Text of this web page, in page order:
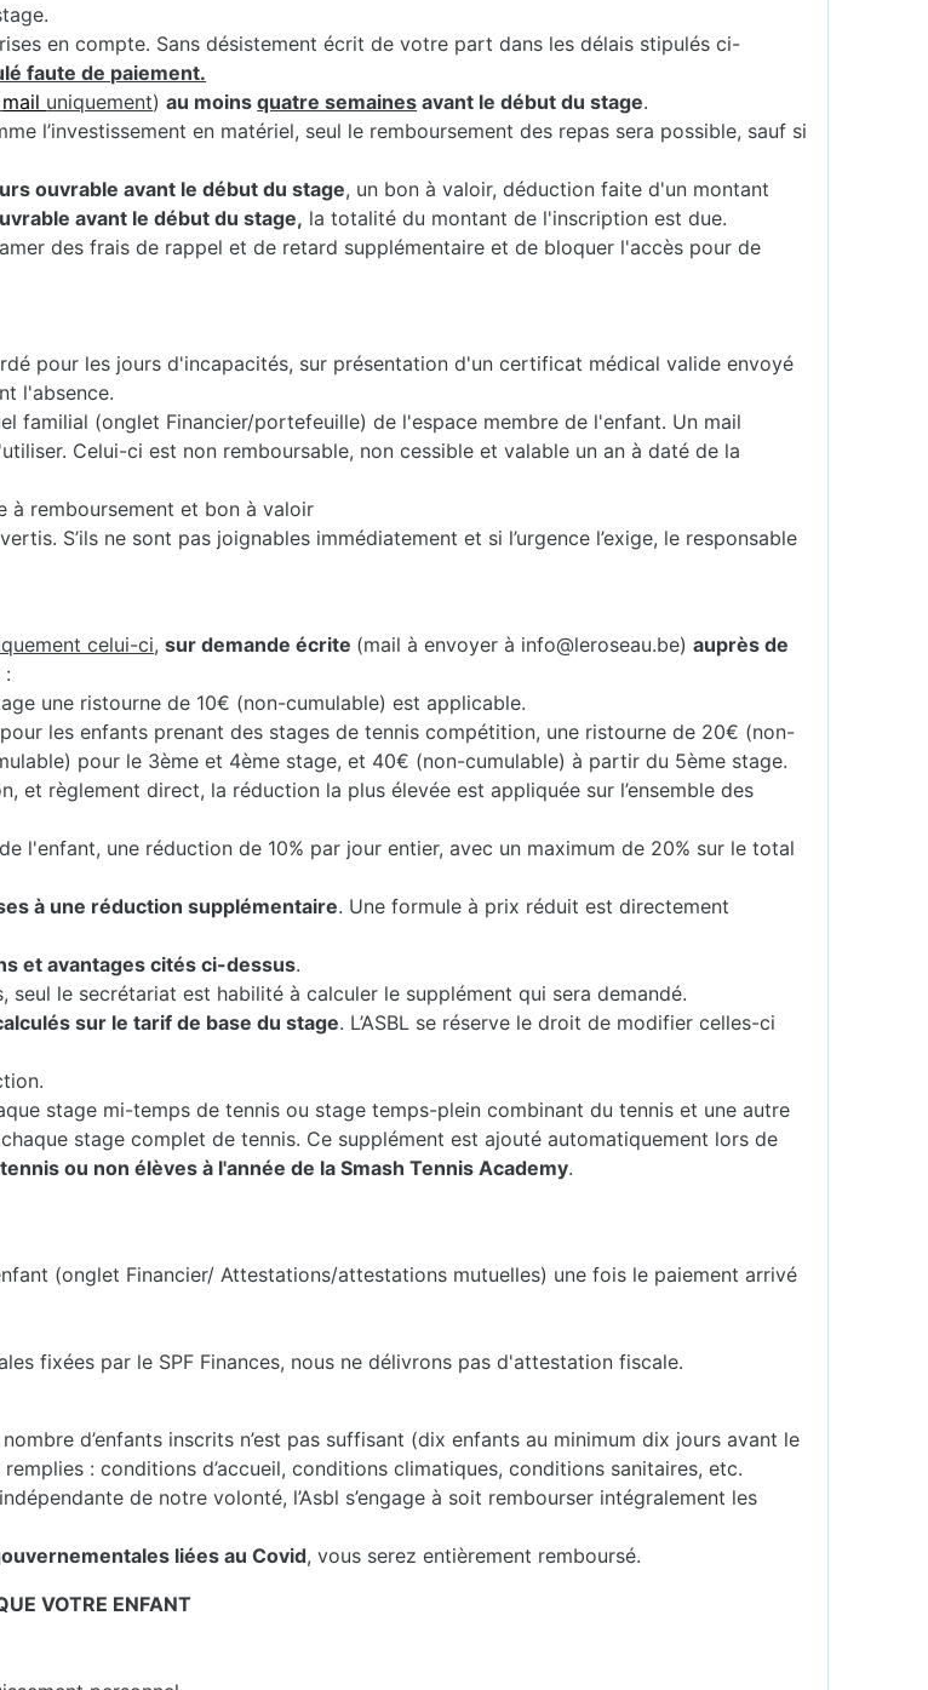
en compte. Sans désistement écrit de votre part dans les délais stipulés ci-
faute de paiement.
mail uniquement)au moinsquatre semaines avant le début du stage.
l’investissement en matériel, seul le remboursement des repas sera possible, sauf si
ouvrable avant le début du stage, un bon à valoir, déduction faite d'un montant
avant le début du stage, la totalité du montant de l'inscription est due.
des frais de rappel et de retard supplémentaire et de bloquer l'accès pour de
pour les jours d'incapacités, sur présentation d'un certificat médical valide envoyé
l'absence.
familial (onglet Financier/portefeuille) de l'espace membre de l'enfant. Un mail
Celui-ci est non remboursable, non cessible et valable un an à daté de la
à remboursement et bon à valoir
S’ils ne sont pas joignables immédiatement et si l’urgence l’exige, le responsable
celui-ci,sur demande écrite (mail à envoyer à info@leroseau.be)auprès de
:
une ristourne de 10€ (non-cumulable) est applicable.
les enfants prenant des stages de tennis compétition, une ristourne de 20€ (non-
pour le 3ème et 4ème stage, et 40€ (non-cumulable) à partir du 5ème stage.
et règlement direct, la réduction la plus élevée est appliquée sur l’ensemble des
l'enfant, une réduction de 10% par jour entier, avec un maximum de 20% sur le total
à une réduction supplémentaire. Une formule à prix réduit est directement
et avantages cités ci-dessus.
le secrétariat est habilité à calculer le supplément qui sera demandé.
sur le tarif de base du stage. L’ASBL se réserve le droit de modifier celles-ci
stage mi-temps de tennis ou stage temps-plein combinant du tennis et une autre
stage complet de tennis. Ce supplément est ajouté automatiquement lors de
ou non élèves à l'année de la Smash Tennis Academy.
(onglet Financier/ Attestations/attestations mutuelles) une fois le paiement arrivé
fixées par le SPF Finances, nous ne délivrons pas d'attestation fiscale.
d’enfants inscrits n’est pas suffisant (dix enfants au minimum dix jours avant le
: conditions d’accueil, conditions climatiques, conditions sanitaires, etc.
de notre volonté, l’Asbl s’engage à soit rembourser intégralement les
liées au Covid, vous serez entièrement remboursé.
VOTRE ENFANT